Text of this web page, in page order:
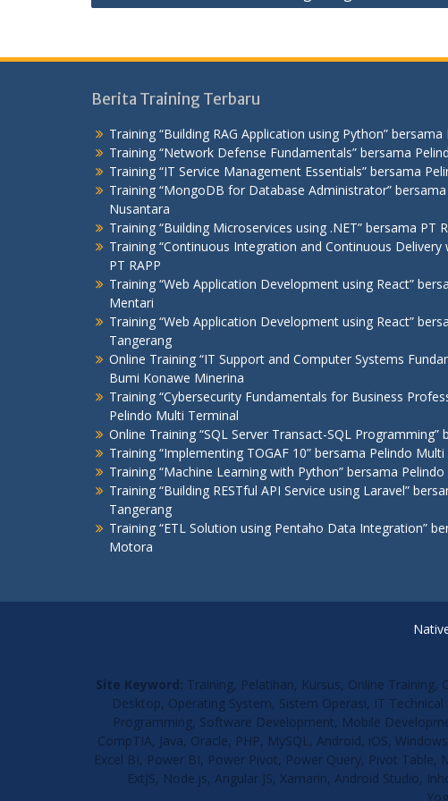
Berita Training Terbaru
Training “Building RAG Application using Python”
Training “Network Defense Fundamentals” bersama
Training “IT Service Management Essentials” bersama
Training “MongoDB for Database Administrator”
Nusantara
Training “Building Microservices using .NET” bersama PT
Training “Continuous Integration and Continuous Delivery
PT RAPP
Training “Web Application Development using React”
Mentari
Training “Web Application Development using React”
Tangerang
Online Training “IT Support and Computer Systems
Bumi Konawe Minerina
Training “Cybersecurity Fundamentals for Business
Pelindo Multi Terminal
Online Training “SQL Server Transact-SQL Programming”
Training “Implementing TOGAF 10” bersama Pelindo
Training “Machine Learning with Python” bersama
Training “Building RESTful API Service using Laravel”
Tangerang
Training “ETL Solution using Pentaho Data Integration”
Motora
Site Keyword: Training, Pelatihan, Kursus, Online
Desktop, Operating System, Sistem Operasi, IT
Programming, Software Development, Mobile
CompTIA, Java, Oracle, PHP, MySQL, Android, iOS,
Excel BI, Power BI, Power Pivot, Power Query, Pivot Table,
ExtJS, Node.js, Angular JS, Xamarin, Android Studio,